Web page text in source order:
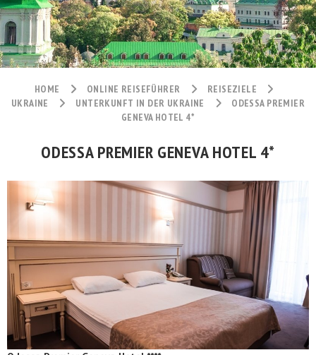
HOME ONLINE REISEFÜHRER
REISEZIELE
UKRAINE
UNTERKUNFT IN DER UKRAINE
ODESSA PREMIER
GENEVA HOTEL 4*
ODESSA PREMIER GENEVA HOTEL 4*